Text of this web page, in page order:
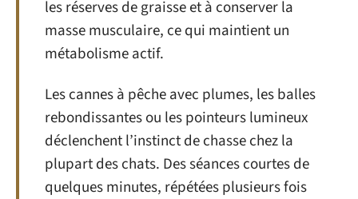
les réserves de graisse et à conserver la
masse musculaire, ce qui maintient un
métabolisme actif.
Les cannes à pêche avec plumes, les balles
rebondissantes ou les pointeurs lumineux
déclenchent l’instinct de chasse chez la
plupart des chats. Des séances courtes de
quelques minutes, répétées plusieurs fois